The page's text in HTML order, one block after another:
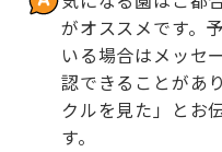
がオススメです。
いる場合はメッセ
認できることがあ
クルを見た」とお
す。